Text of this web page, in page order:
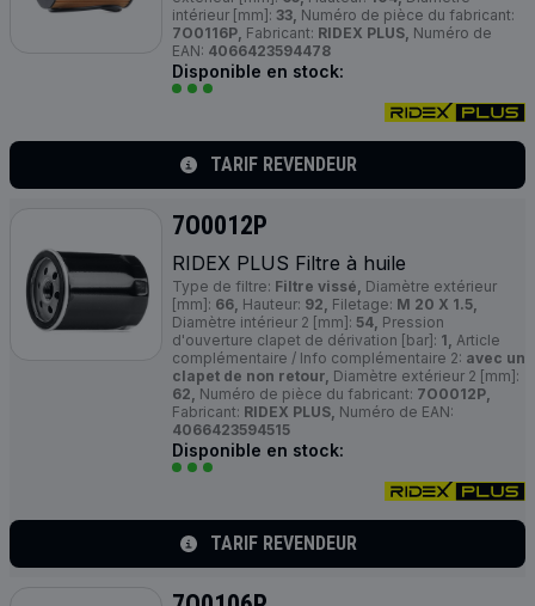
intérieur [mm]: 33, Numéro de pièce du fabricant:
7O0116P, Fabricant: RIDEX PLUS, Numéro de
EAN: 4066423594478
Disponible en stock:
TARIF REVENDEUR
7O0012P
RIDEX PLUS Filtre à huile
Type de filtre: Filtre vissé, Diamètre extérieur
[mm]: 66, Hauteur: 92, Filetage: M 20 X 1.5,
Diamètre intérieur 2 [mm]: 54, Pression
d'ouverture clapet de dérivation [bar]: 1, Article
complémentaire / Info complémentaire 2: avec un
clapet de non retour, Diamètre extérieur 2 [mm]:
62, Numéro de pièce du fabricant: 7O0012P,
Fabricant: RIDEX PLUS, Numéro de EAN:
4066423594515
Disponible en stock:
TARIF REVENDEUR